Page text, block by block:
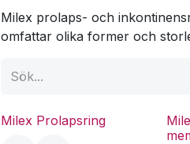
Milex prolaps- och
omfattar olika former och
Milex Prolapsring